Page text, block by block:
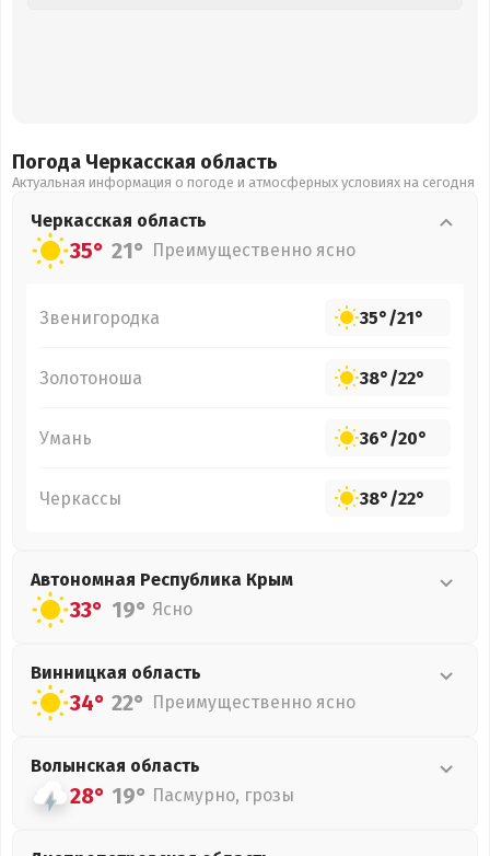
Погода Черкасская область
Актуальная информация о погоде и атмосферных условиях на сегодня
Черкасская область
35° 21° Преимущественно ясно
Звенигородка 35°/21°
Золотоноша 38°/22°
Умань 36°/20°
Черкассы 38°/22°
Автономная Республика Крым
33° 19° Ясно
Винницкая область
34° 22° Преимущественно ясно
Волынская область
28° 19° Пасмурно, грозы